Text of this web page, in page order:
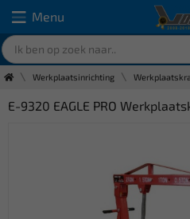
Menu
Werkplaatsinrichting
E-9320 EAGLE PRO